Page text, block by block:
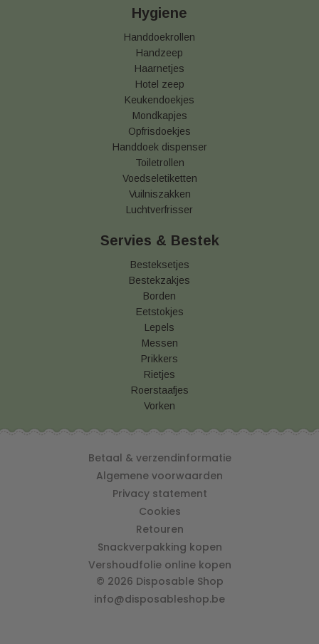
Hygiene
Handdoekrollen
Handzeep
Haarnetjes
Hotel zeep
Keukendoekjes
Mondkapjes
Opfrisdoekjes
Handdoek dispenser
Toiletrollen
Voedseletiketten
Vuilniszakken
Luchtverfrisser
Servies & Bestek
Besteksetjes
Bestekzakjes
Borden
Eetstokjes
Lepels
Messen
Prikkers
Rietjes
Roerstaafjes
Vorken
Betaal & verzendinformatie
Algemene voorwaarden
Privacy statement
Cookies
Retouren
Snackverpakking kopen
Vershoudfolie online kopen
© 2026 Disposable Shop
info@disposableshop.be